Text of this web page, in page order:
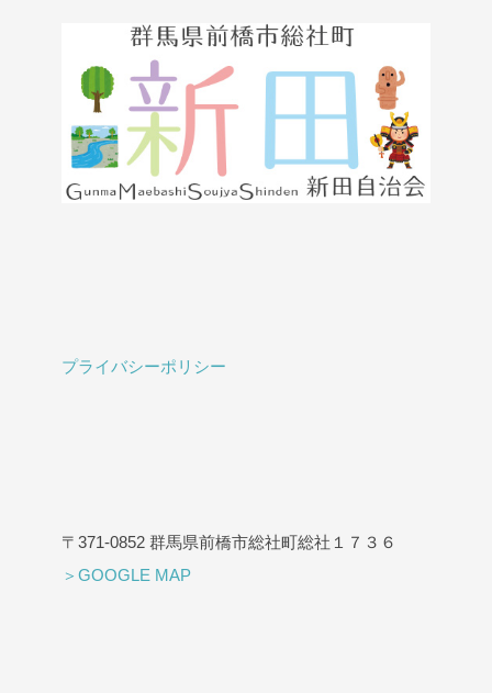
プライバシーポリシー
〒371-0852 群馬県前橋市総社町総社１７３６
＞GOOGLE MAP